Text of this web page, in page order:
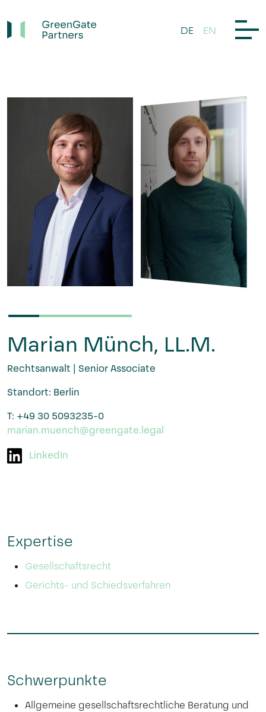
DE EN
Marian Münch, LL.M.
Rechtsanwalt | Senior Associate
Standort: Berlin
T: +49 30 5093235-0
marian.muench@greengate.legal
LinkedIn
Expertise
Gesellschaftsrecht
Gerichts- und Schiedsverfahren
Schwerpunkte
Allgemeine gesellschaftsrechtliche Beratung und